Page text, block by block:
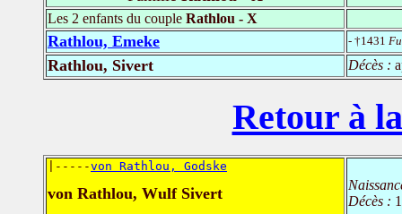
Les 2 enfants du couple Rathlou - X
Rathlou, Emeke - †1431
Rathlou, Sivert Décès :
Retour à
|-----von Rathlou, Godske
von Rathlou, Wulf Sivert
Décès :